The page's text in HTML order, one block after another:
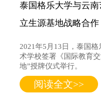
泰国格乐大学与云
立生源基地战略合作
2021年5月13日，泰国
术学校签署《国际教育
地”授牌仪式举行。
阅读全文>>